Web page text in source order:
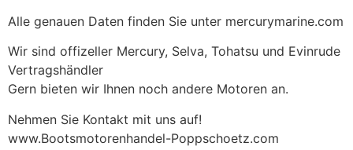
Alle genauen Daten finden Sie unter mercurymarine.com
Wir sind offizeller Mercury, Selva, Tohatsu und Evinrude
Vertragshändler
Gern bieten wir Ihnen noch andere Motoren an.
Nehmen Sie Kontakt mit uns auf!
www.Bootsmotorenhandel-Poppschoetz.com